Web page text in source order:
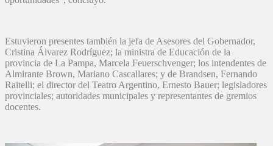
Estuvieron presentes también la jefa de Asesores del Gobernador,
Cristina Álvarez Rodríguez; la ministra de Educación de la
provincia de La Pampa, Marcela Feuerschvenger; los intendentes de
Almirante Brown, Mariano Cascallares; y de Brandsen, Fernando
Raitelli; el director del Teatro Argentino, Ernesto Bauer; legisladores
provinciales; autoridades municipales y representantes de gremios
docentes.